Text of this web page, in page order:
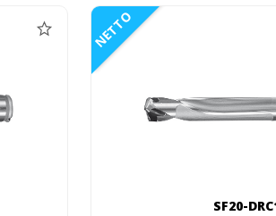
NETTO
SF20-